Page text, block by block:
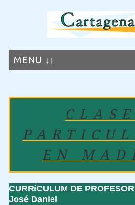
MENU ↓↑
EN
CURRíCULUM DE
José Daniel